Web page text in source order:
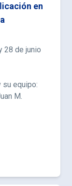
en
28 de junio
su equipo:
M.